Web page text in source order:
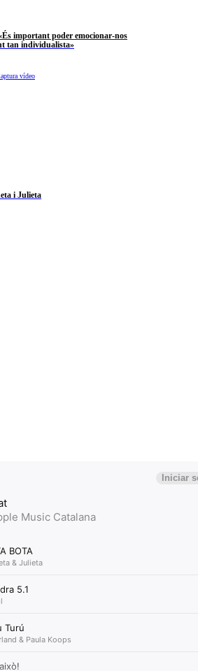
important poder emocionar-nos
tan individualista»
i Julieta